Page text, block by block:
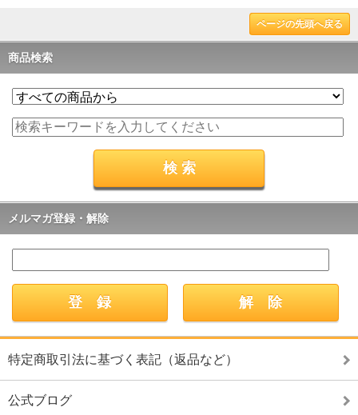
ページの先頭へ戻る
商品検索
メルマガ登録・解除
特定商取引法に基づく表記（返品など）
公式ブログ